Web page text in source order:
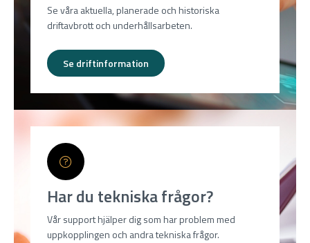
Se våra aktuella, planerade och historiska
driftavbrott och underhållsarbeten.
Se driftinformation
Har du tekniska frågor?
Vår support hjälper dig som har problem med
uppkopplingen och andra tekniska frågor.